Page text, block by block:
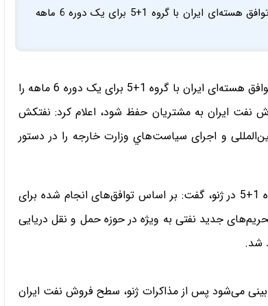
دیرعامل شرکت ملی نفتکش ایران سیاست‌های پس از توافق هسته‌ای ایران با گروه 1+5 برای یک دوره 6 ماهه
مدیرعامل شرکت ملی نفتکش ایران سیاست‌های پس از توافق هسته‌ای ایران با گروه 1+5 برای یک دوره 6 ماهه را
ایران به مشتریان حفظ شود، اعلام کرد: نفتکش
و اجرای سياست‌هاي وزارت خارجه را در دستور
علی اکبر صفایی با استقبال از توافق هسته‌ای ایران و گروه 1+5 در ژنو، گفت: بر اساس توافق‌های انجام شده برای
و تحریم‌های جدید نفتی به ویژه در حوزه حمل و نقل دریایی
شد.
می‌شود پس از مذاکرات ژنو، سطح فروش نفت ایران